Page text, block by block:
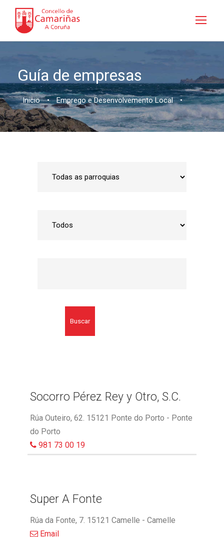
Guía de empresas
Inicio • Emprego e Desenvolvemento Local •
Buscar
Socorro Pérez Rey y Otro, S.C.
Rúa Outeiro, 62. 15121 Ponte do Porto - Ponte
do Porto
981 73 00 19
Super A Fonte
Rúa da Fonte, 7. 15121 Camelle - Camelle
Email